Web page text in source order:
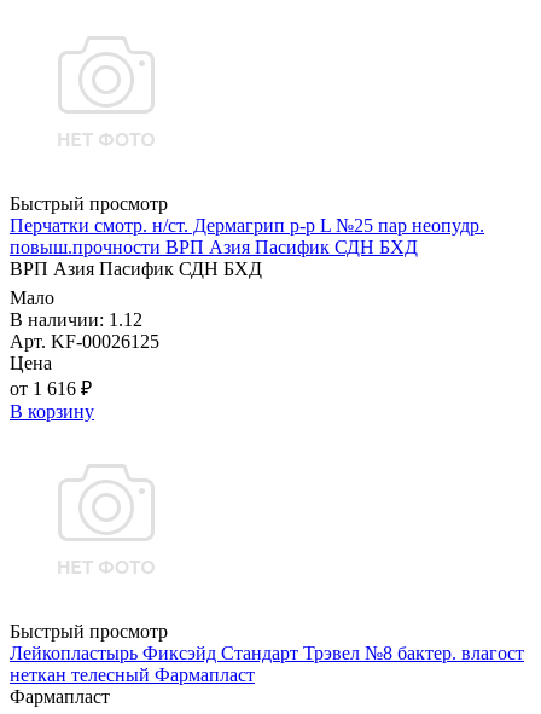
Быстрый просмотр
Перчатки смотр. н/ст. Дермагрип р-р L №25 пар неопудр.
повыш.прочности ВРП Азия Пасифик СДН БХД
ВРП Азия Пасифик СДН БХД
Мало
В наличии: 1.12
Арт. KF-00026125
Цена
от 1 616 ₽
В корзину
Быстрый просмотр
Лейкопластырь Фиксэйд Стандарт Трэвел №8 бактер. влагост
неткан телесный Фармапласт
Фармапласт